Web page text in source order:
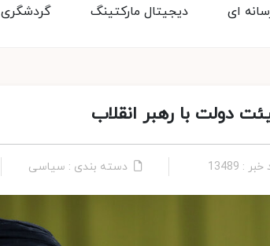
گردشگری دیجیتال مارکتینگ ای
دولت با رهبر انقلاب
: 13489 دسته بندی : سیاسی